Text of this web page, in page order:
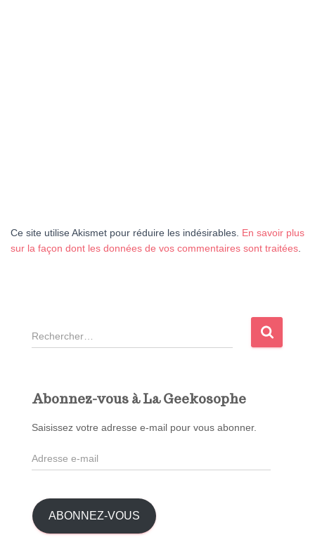
Ce site utilise Akismet pour réduire les indésirables. En savoir plus
sur la façon dont les données de vos commentaires sont traitées
R
e
c
e
r
Abonnez-vous à La Geekosophe
Saisissez votre adresse e-mail pour vous abonner.
A
d
s
s
ABONNEZ-VOUS